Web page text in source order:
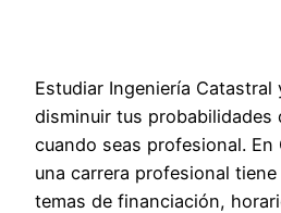
Estudiar Ingeniería Catastral
disminuir tus probabilidades
cuando seas profesional. En
una carrera profesional
temas de financiación,